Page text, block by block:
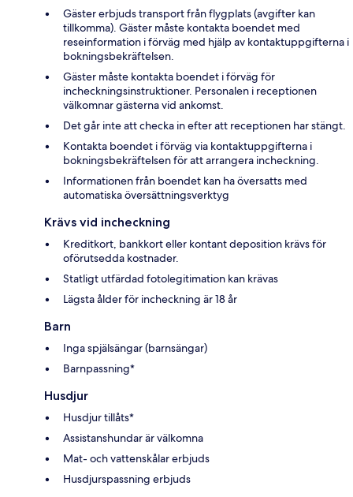
Gäster erbjuds transport från flygplats (avgifter kan
tillkomma). Gäster måste kontakta boendet med
reseinformation i förväg med hjälp av kontaktuppgifterna i
bokningsbekräftelsen.
Gäster måste kontakta boendet i förväg för
incheckningsinstruktioner. Personalen i receptionen
välkomnar gästerna vid ankomst.
Det går inte att checka in efter att receptionen har stängt.
Kontakta boendet i förväg via kontaktuppgifterna i
bokningsbekräftelsen för att arrangera incheckning.
Informationen från boendet kan ha översatts med
automatiska översättningsverktyg
Krävs vid incheckning
Kreditkort, bankkort eller kontant deposition krävs för
oförutsedda kostnader.
Statligt utfärdad fotolegitimation kan krävas
Lägsta ålder för incheckning är 18 år
Barn
Inga spjälsängar (barnsängar)
Barnpassning*
Husdjur
Husdjur tillåts*
Assistanshundar är välkomna
Mat- och vattenskålar erbjuds
Husdjurspassning erbjuds